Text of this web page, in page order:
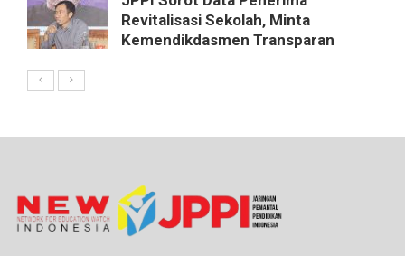
Revitalisasi Sekolah, Minta
Kemendikdasmen Transparan